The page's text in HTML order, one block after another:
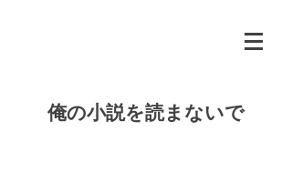
俺の小説を読まないで